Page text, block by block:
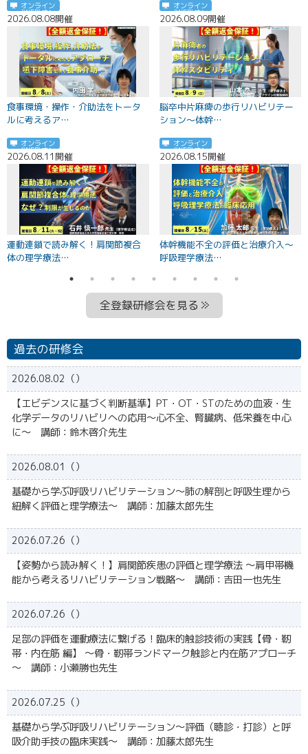
オンライン
(WEB)
2026.08.08開催
食事環境・操作・介助法をトータ
ルに考えるア…
オンライン
(WEB)
2026.08.09開催
脳卒中片麻痺の歩行リハビリテー
ション～体幹…
オンライン
(WEB)
2026.08.11開催
運動連鎖で読み解く！肩関節複合
体の理学療法…
オンライン
(WEB)
2026.08.15開催
体幹機能不全の評価と治療介入～
呼吸理学療法…
全登録研修会を見る
過去の研修会
2026.08.02（）
【エビデンスに基づく判断基準】PT・OT・STのための血液・生
化学データのリハビリへの応用～心不全、腎臓病、低栄養を中心
に～ 講師：鈴木啓介先生
2026.08.01（）
基礎から学ぶ呼吸リハビリテーション～肺の解剖と呼吸生理から
紐解く評価と理学療法〜 講師：加藤太郎先生
2026.07.26（）
【姿勢から読み解く！】肩関節疾患の評価と理学療法 〜肩甲帯機
能から考えるリハビリテーション戦略〜 講師：吉田一也先生
2026.07.26（）
足部の評価を運動療法に繋げる！臨床的触診技術の実践【骨・靭
帯・内在筋 編】 〜骨・靭帯ランドマーク触診と内在筋アプローチ
～ 講師：小瀬勝也先生
2026.07.25（）
基礎から学ぶ呼吸リハビリテーション～評価（聴診・打診）と呼
吸介助手技の臨床実践～ 講師：加藤太郎先生